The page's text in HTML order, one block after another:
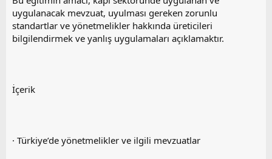
uygulanacak mevzuat, uyulması gereken zorunlu
standartlar ve yönetmelikler hakkında üreticileri
bilgilendirmek ve yanlış uygulamaları açıklamaktır.
İçerik
· Türkiye’de yönetmelikler ve ilgili mevzuatlar